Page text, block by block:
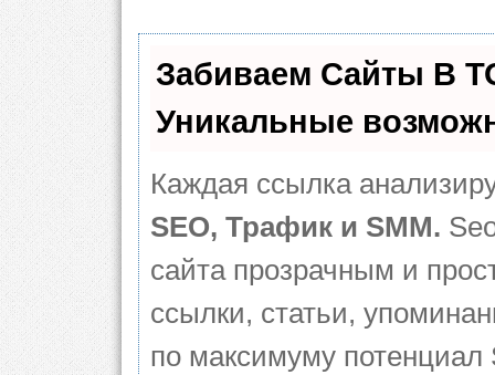
Забиваем Сайты В
Уникальные
Каждая ссылка
SEO, Трафик и SMM.
сайта прозрачным и
ссылки, статьи,
по максимуму